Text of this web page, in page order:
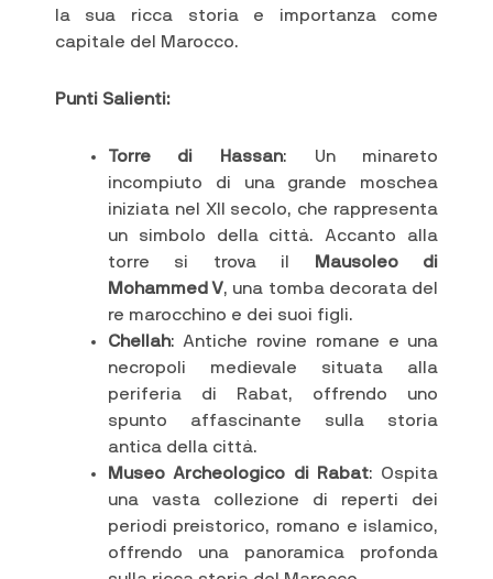
la sua ricca storia e importanza come
capitale del Marocco.
Punti Salienti:
Torre di Hassan: Un minareto
incompiuto di una grande moschea
iniziata nel XII secolo, che rappresenta
un simbolo della città. Accanto alla
torre si trova il Mausoleo di
Mohammed V, una tomba decorata del
re marocchino e dei suoi figli.
Chellah: Antiche rovine romane e una
necropoli medievale situata alla
periferia di Rabat, offrendo uno
spunto affascinante sulla storia
antica della città.
Museo Archeologico di Rabat: Ospita
una vasta collezione di reperti dei
periodi preistorico, romano e islamico,
offrendo una panoramica profonda